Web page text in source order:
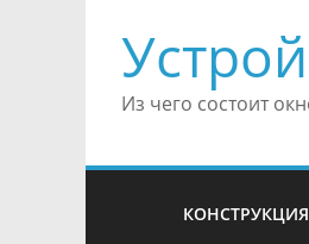
Из чего состоит